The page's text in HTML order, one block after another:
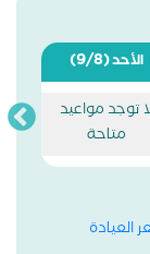
الأحد(9/8)
توجد مواعيد
متاحة
العيادة